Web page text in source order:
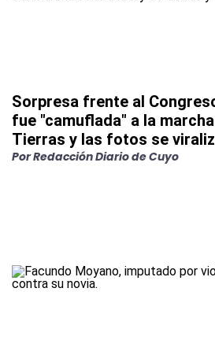
Sorpresa frente al
fue "camuflada" a la
Tierras y las fotos se
PorRedacción Diario de Cuyo